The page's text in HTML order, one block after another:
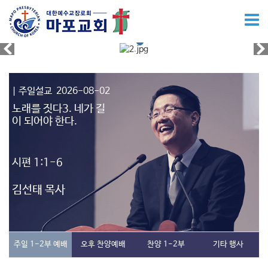
| 주일설교 2026-08-02
노래를 짓다3. 네가 길
이 되어야 한다.
시편 1:1-6
김선태 목사
주일 1-2부 예배 오후 찬양예배 찬양 1-2부 기타 행사